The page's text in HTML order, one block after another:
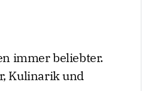
immer beliebter.
Kulinarik und